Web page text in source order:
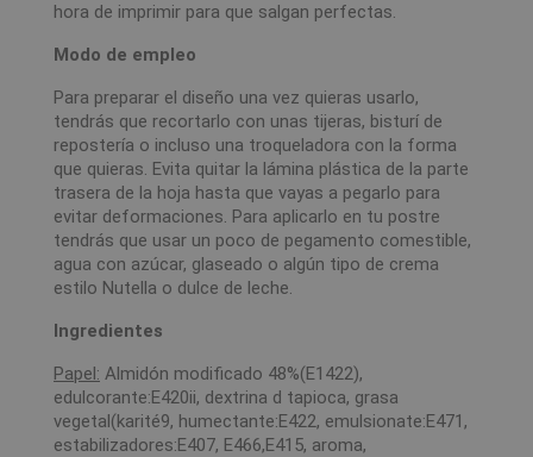
hora de imprimir para que salgan perfectas.
Modo de empleo
Para preparar el diseño una vez quieras usarlo,
tendrás que recortarlo con unas tijeras, bisturí de
repostería o incluso una troqueladora con la forma
que quieras. Evita quitar la lámina plástica de la parte
trasera de la hoja hasta que vayas a pegarlo para
evitar deformaciones. Para aplicarlo en tu postre
tendrás que usar un poco de pegamento comestible,
agua con azúcar, glaseado o algún tipo de crema
estilo Nutella o dulce de leche.
Ingredientes
Papel: Almidón modificado 48%(E1422),
edulcorante:E420ii, dextrina d tapioca, grasa
vegetal(karité9, humectante:E422, emulsionate:E471,
estabilizadores:E407, E466,E415, aroma,